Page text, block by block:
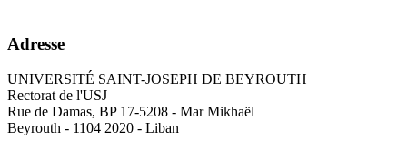
Adresse
UNIVERSITÉ SAINT-JOSEPH DE BEYROUTH
Rectorat de l'USJ
Rue de Damas, BP 17-5208 - Mar Mikhaël
Beyrouth - 1104 2020 - Liban